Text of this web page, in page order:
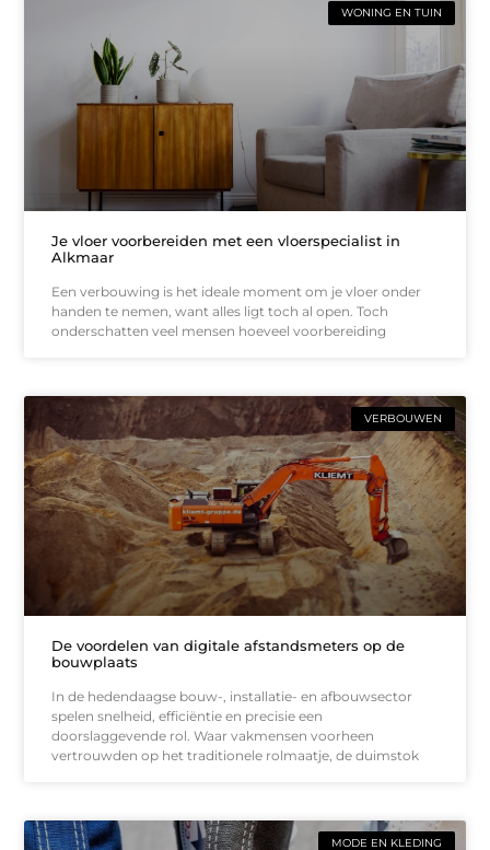
WONING EN TUIN
Je vloer voorbereiden met een vloerspecialist in
Alkmaar
Een verbouwing is het ideale moment om je vloer onder
handen te nemen, want alles ligt toch al open. Toch
onderschatten veel mensen hoeveel voorbereiding
VERBOUWEN
De voordelen van digitale afstandsmeters op de
bouwplaats
In de hedendaagse bouw-, installatie- en afbouwsector
spelen snelheid, efficiëntie en precisie een
doorslaggevende rol. Waar vakmensen voorheen
vertrouwden op het traditionele rolmaatje, de duimstok
MODE EN KLEDING